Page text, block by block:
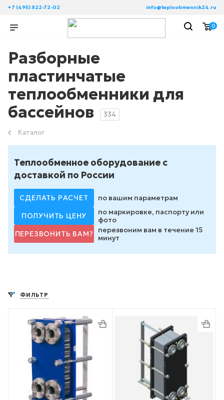
+7 (495) 822-72-02 info@teploobmennik24.ru
0
Разборные
пластинчатые
теплообменники для
бассейнов
334
Каталог
Теплообменное оборудование с
доставкой по России
СДЕЛАТЬ РАСЧЕТ
по вашим параметрам
ПОЛУЧИТЬ ЦЕНУ
по маркировке, паспорту или
фото
ПЕРЕЗВОНИТЬ ВАМ?
перезвоним вам в течение 15
минут
ФИЛЬТР